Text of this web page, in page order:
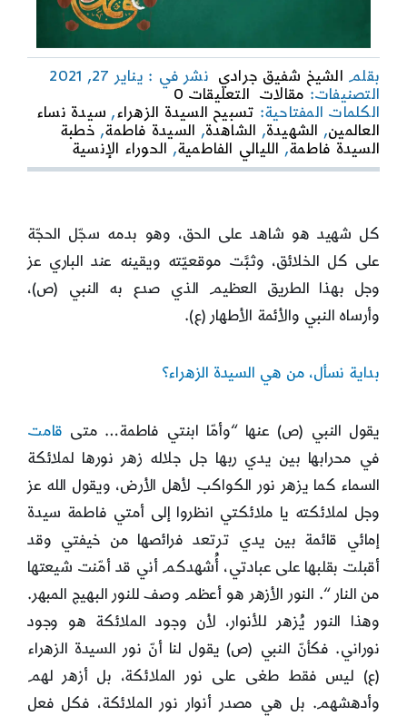
بقلم الشيخ شفيق جرادي نشر في : يناير 27, 2021
التصنيفات: مقالات التعليقات 0
on
علاقة
السيدة
الزهراء
(ع)
الكلمات المفتاحية: تسبيح السيدة الزهراء, سيدة نساء
العالمين, الشهيدة, الشاهدة, السيدة فاطمة, خطبة
السيدة فاطمة, الليالي الفاطمية, الحوراء الإنسية
كل شهيد هو شاهد على الحق، وهو بدمه سجّل الحجّة
على كل الخلائق، وثبَّت موقعيّته ويقينه عند الباري عز
وجل بهذا الطريق العظيم الذي صدع به النبي (ص)،
وأرساه النبي والأئمة الأطهار (ع).
بداية نسأل، من هي السيدة الزهراء؟
يقول النبي (ص) عنها “وأمّا ابنتي فاطمة… متى قامت
في محرابها بين يدي ربها جل جلاله زهر نورها لملائكة
السماء كما يزهر نور الكواكب لأهل الأرض، ويقول الله عز
وجل لملائكته يا ملائكتي انظروا إلى أمتي فاطمة سيدة
إمائي قائمة بين يدي ترتعد فرائصها من خيفتي وقد
أقبلت بقلبها على عبادتي، أُشهدكم أني قد أمّنت شيعتها
من النار “. النور الأزهر هو أعظم وصف للنور البهيج المبهر.
وهذا النور يُزهر للأنوار، لأن وجود الملائكة هو وجود
نوراني. فكأنّ النبي (ص) يقول لنا أنّ نور السيدة الزهراء
(ع) ليس فقط طغى على نور الملائكة، بل أزهر لهم
وأدهشهم. بل هي مصدر أنوار نور الملائكة، فكل فعل